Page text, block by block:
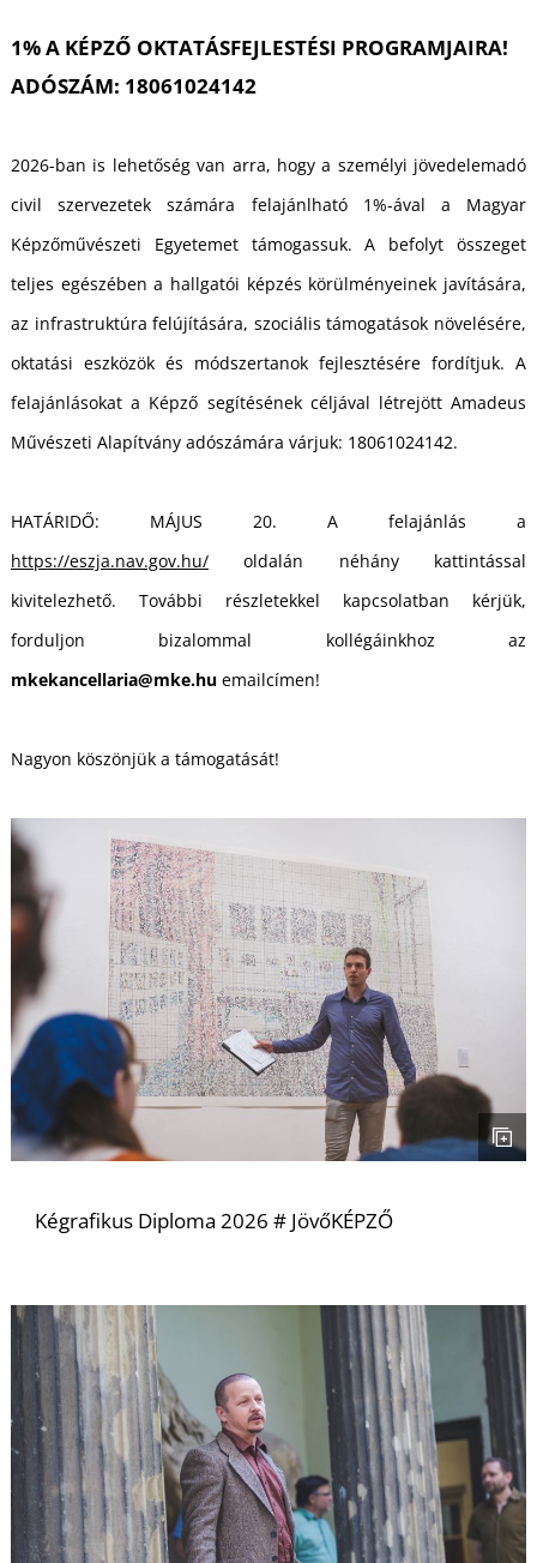
1% A KÉPZŐ OKTATÁSFEJLESTÉSI PROGRAMJAIRA!
ADÓSZÁM: 18061024142
2026-ban is lehetőség van arra, hogy a személyi jövedelemadó
civil szervezetek számára felajánlható 1%-ával a Magyar
Képzőművészeti Egyetemet támogassuk. A befolyt összeget
teljes egészében a hallgatói képzés körülményeinek javítására,
az infrastruktúra felújítására, szociális támogatások növelésére,
oktatási eszközök és módszertanok fejlesztésére fordítjuk. A
felajánlásokat a Képző segítésének céljával létrejött Amadeus
Művészeti Alapítvány adószámára várjuk: 18061024142.
HATÁRIDŐ: MÁJUS 20. A felajánlás a
https://eszja.nav.gov.hu/oldalán néhány kattintással
kivitelezhető. További részletekkel kapcsolatban kérjük,
forduljon bizalommal kollégáinkhoz az
mkekancellaria@mke.huemailcímen!
Nagyon köszönjük a támogatását!
Kégrafikus Diploma 2026 # JövőKÉPZŐ